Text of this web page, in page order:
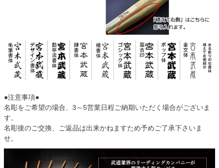
●注意事項●
名彫をご希望の場合、3～5営業日程ご納期いただく場合がございま
す。
名彫後のご交換、ご返品は出来かねますため予めご了承下さいま
せ。